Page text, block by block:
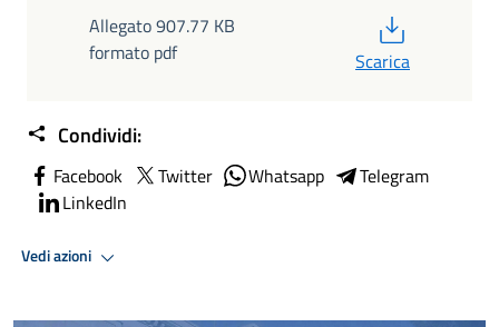
Allegato 907.77 KB
formato pdf
Scarica
Condividi:
Facebook Twitter Whatsapp
Telegram
LinkedIn
Vedi azioni